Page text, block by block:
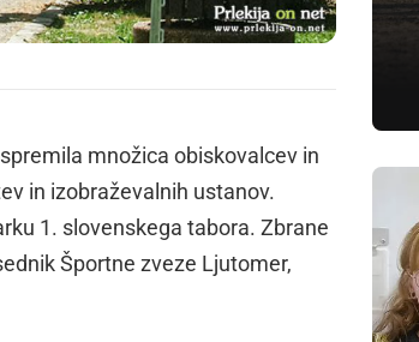
množica obiskovalcev in
in izobraževalnih ustanov.
1. slovenskega tabora. Zbrane
Športne zveze Ljutomer,